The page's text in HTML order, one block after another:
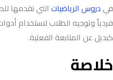
فيدروس الرياضيات التي نقدمها
فردياً وتوجيه الطلاب لاستخدام
كبديل عن المتابعة الفعلية.
خلاصة